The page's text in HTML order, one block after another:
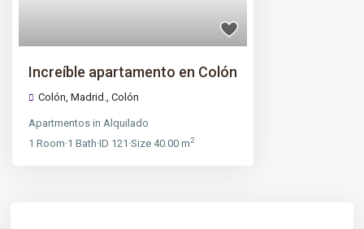
Increíble apartamento en Colón
Colón, Madrid.,Colón
Apartmentos inAlquilado
1 Room·1 Bath·ID 121 ·Size 40.00 m2